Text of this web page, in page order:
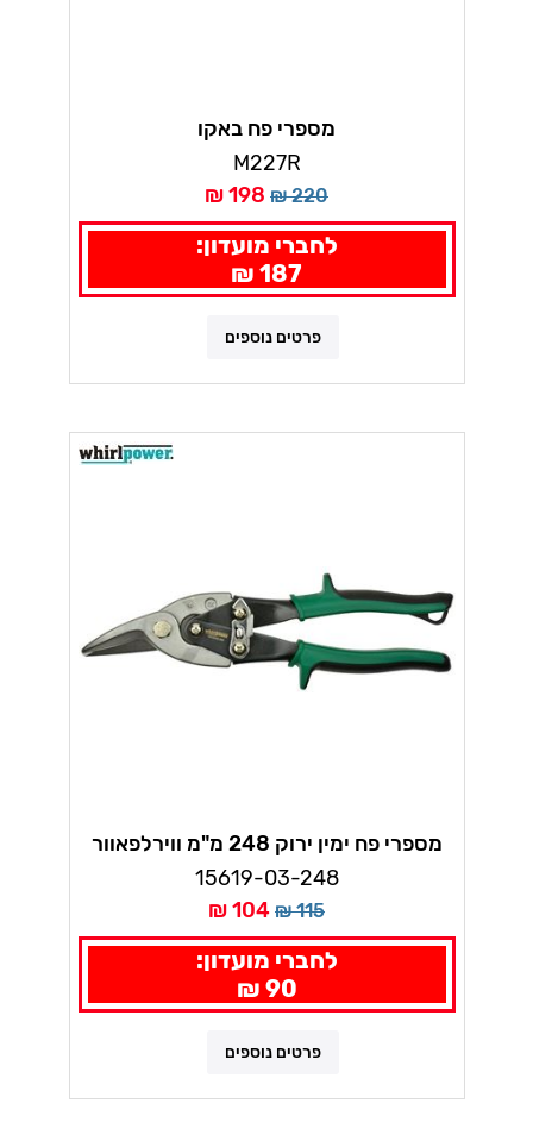
מספרי פח באקו
M227R
220 ₪
198 ₪
לחברי מועדון:
187 ₪
פרטים נוספים
מספרי פח ימין ירוק 248 מ"מ ווירלפאוור
15619-03-248
115 ₪
104 ₪
לחברי מועדון:
90 ₪
פרטים נוספים